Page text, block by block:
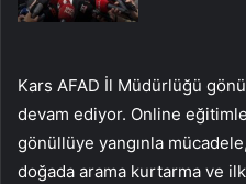
Kars AFAD İl Müdürlüğü
devam ediyor. Online
gönüllüye yangınla
doğada arama kurtarma ve